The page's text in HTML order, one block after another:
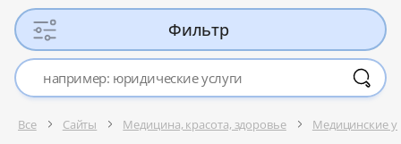
Фильтр
Все Сайты Медицина, красота, здоровье Медицинские